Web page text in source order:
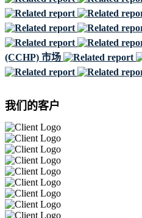
(CCHP) 市场
我们的客户